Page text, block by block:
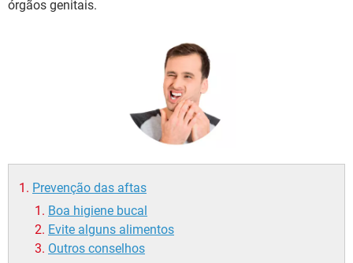
órgãos genitais.
Prevenção das aftas
Boa higiene bucal
Evite alguns alimentos
Outros conselhos